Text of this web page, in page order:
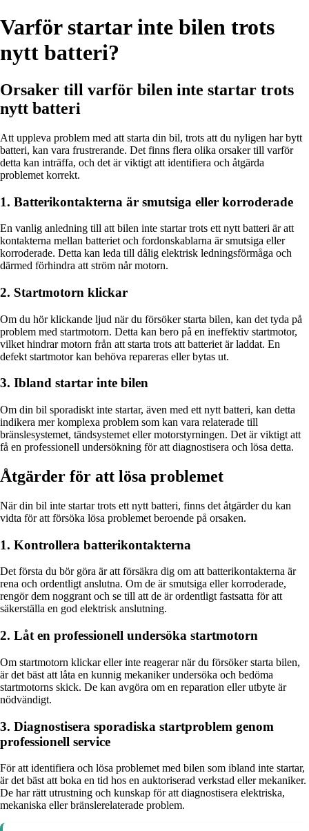
Varför startar inte bilen trots
nytt batteri?
Orsaker till varför bilen inte startar trots
nytt batteri
Att uppleva problem med att starta din bil, trots att du nyligen har bytt
batteri, kan vara frustrerande. Det finns flera olika orsaker till varför
detta kan inträffa, och det är viktigt att identifiera och åtgärda
problemet korrekt.
1. Batterikontakterna är smutsiga eller korroderade
En vanlig anledning till att bilen inte startar trots ett nytt batteri är att
kontakterna mellan batteriet och fordonskablarna är smutsiga eller
korroderade. Detta kan leda till dålig elektrisk ledningsförmåga och
därmed förhindra att ström når motorn.
2. Startmotorn klickar
Om du hör klickande ljud när du försöker starta bilen, kan det tyda på
problem med startmotorn. Detta kan bero på en ineffektiv startmotor,
vilket hindrar motorn från att starta trots att batteriet är laddat. En
defekt startmotor kan behöva repareras eller bytas ut.
3. Ibland startar inte bilen
Om din bil sporadiskt inte startar, även med ett nytt batteri, kan detta
indikera mer komplexa problem som kan vara relaterade till
bränslesystemet, tändsystemet eller motorstyrningen. Det är viktigt att
få en professionell undersökning för att diagnostisera och lösa detta.
Åtgärder för att lösa problemet
När din bil inte startar trots ett nytt batteri, finns det åtgärder du kan
vidta för att försöka lösa problemet beroende på orsaken.
1. Kontrollera batterikontakterna
Det första du bör göra är att försäkra dig om att batterikontakterna är
rena och ordentligt anslutna. Om de är smutsiga eller korroderade,
rengör dem noggrant och se till att de är ordentligt fastsatta för att
säkerställa en god elektrisk anslutning.
2. Låt en professionell undersöka startmotorn
Om startmotorn klickar eller inte reagerar när du försöker starta bilen,
är det bäst att låta en kunnig mekaniker undersöka och bedöma
startmotorns skick. De kan avgöra om en reparation eller utbyte är
nödvändigt.
3. Diagnostisera sporadiska startproblem genom
professionell service
För att identifiera och lösa problemet med bilen som ibland inte startar,
är det bäst att boka en tid hos en auktoriserad verkstad eller mekaniker.
De har rätt utrustning och kunskap för att diagnostisera elektriska,
mekaniska eller bränslerelaterade problem.